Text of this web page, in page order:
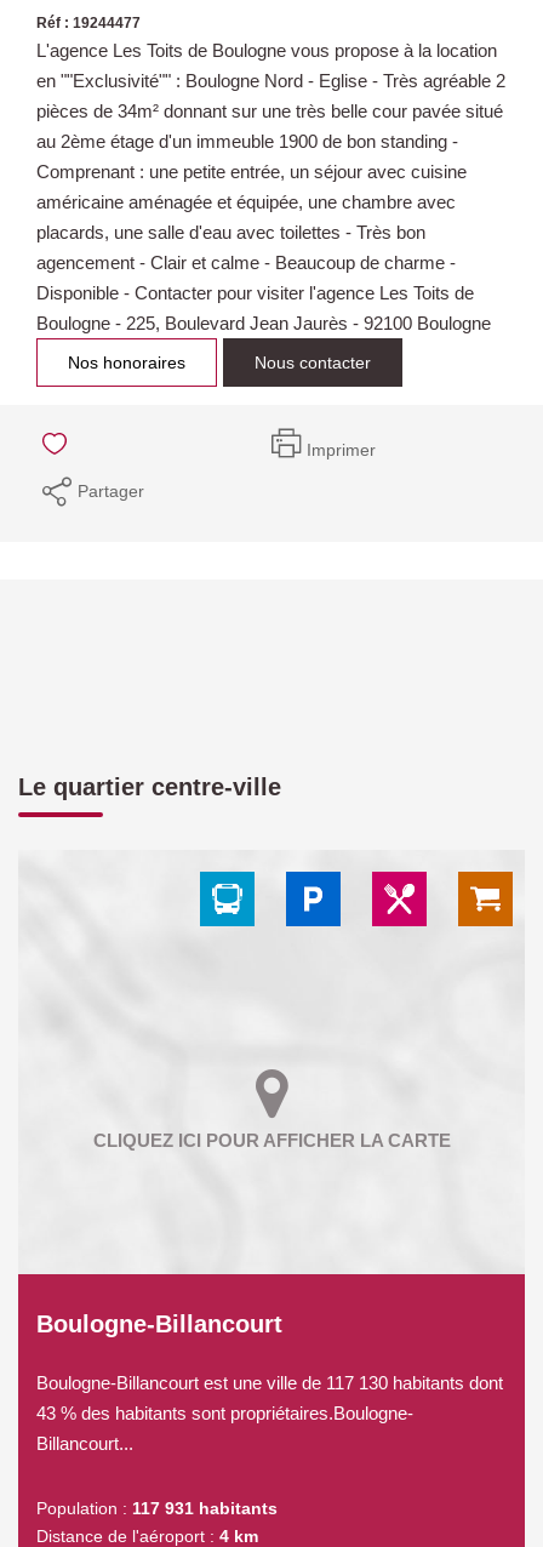
Réf : 19244477
L'agence Les Toits de Boulogne vous propose à la location
en ""Exclusivité"" : Boulogne Nord - Eglise - Très agréable 2
pièces de 34m² donnant sur une très belle cour pavée situé
au 2ème étage d'un immeuble 1900 de bon standing -
Comprenant : une petite entrée, un séjour avec cuisine
américaine aménagée et équipée, une chambre avec
placards, une salle d'eau avec toilettes - Très bon
agencement - Clair et calme - Beaucoup de charme -
Disponible - Contacter pour visiter l'agence Les Toits de
Boulogne - 225, Boulevard Jean Jaurès - 92100 Boulogne
Nos honoraires Nous contacter
Imprimer
Partager
Le quartier centre-ville
Boulogne-Billancourt
Boulogne-Billancourt est une ville de 117 130 habitants dont
43 % des habitants sont propriétaires.Boulogne-
Billancourt...
Population : 117 931 habitants
Distance de l'aéroport : 4 km